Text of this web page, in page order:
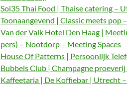
Soi35 Thai Food | Thaise catering –
Toonaangevend | Classic meets pop
Van der Valk Hotel Den Haag |
pers) – Nootdorp – Meeting Spaces
House Of Patterns | Persoonlijk
Bubbels Club | Champagne
Kaffeetaria | De Koffiebar | Utrecht